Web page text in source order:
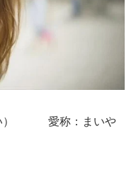
い） 愛称：まいや